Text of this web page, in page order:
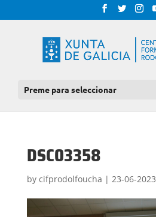
Preme para seleccionar
DSC03358
by cifprodolfoucha | 23-06-2023